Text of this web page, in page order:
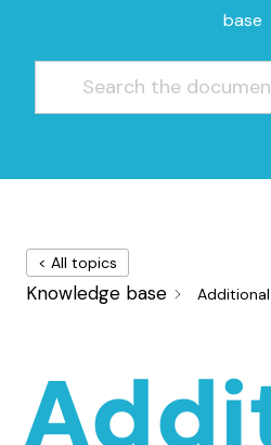
base
< All topics
Knowledge base